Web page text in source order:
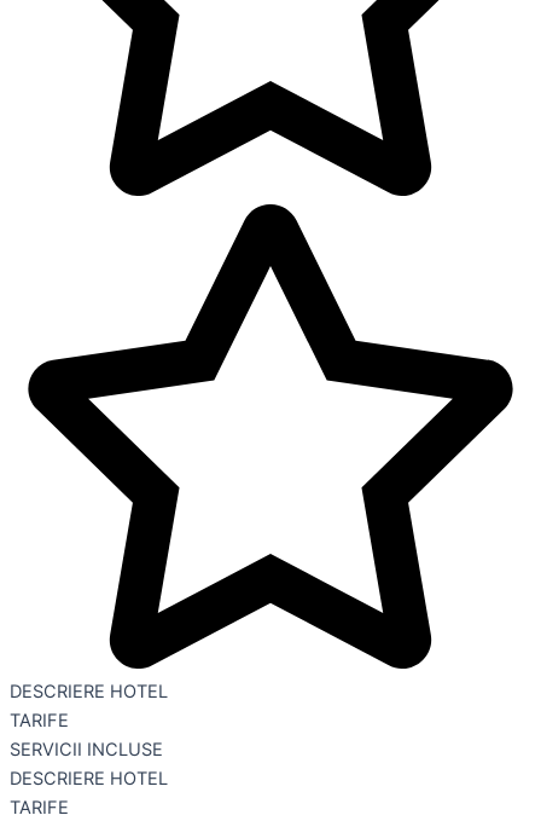
DESCRIERE HOTEL
TARIFE
SERVICII INCLUSE
DESCRIERE HOTEL
TARIFE